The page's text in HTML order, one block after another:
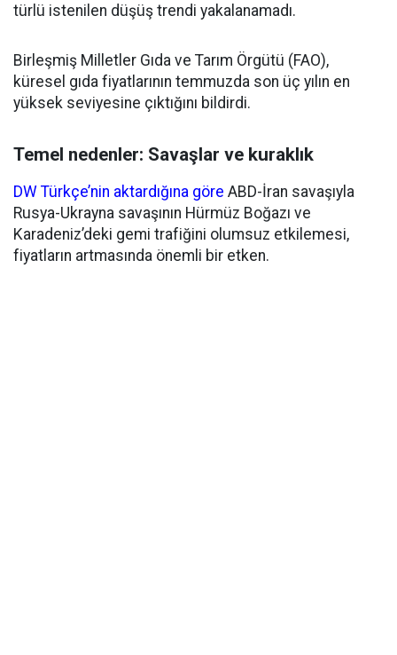
türlü istenilen düşüş trendi yakalanamadı.
Birleşmiş Milletler Gıda ve Tarım Örgütü (FAO),
küresel gıda fiyatlarının temmuzda son üç yılın en
yüksek seviyesine çıktığını bildirdi.
Temel nedenler: Savaşlar ve kuraklık
DW Türkçe’nin aktardığına göre ABD-İran savaşıyla
Rusya-Ukrayna savaşının Hürmüz Boğazı ve
Karadeniz’deki gemi trafiğini olumsuz etkilemesi,
fiyatların artmasında önemli bir etken.